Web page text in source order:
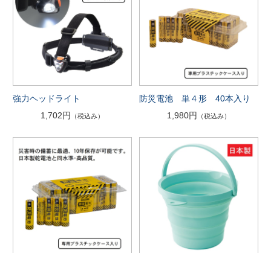
強力ヘッドライト
1,702円
（税込み）
防災電池 単４形 40本入り
1,980円
（税込み）